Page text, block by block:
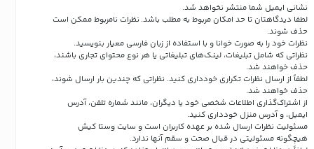
نشانی ایمیل شما منتشر نخواهد شد.
لطفا دیدگاهتان تا حد امکان مربوط به مطلب باشد. نظرات نامربوط ممکن است
حذف شوند.
نظرات خود را به صورت خوانا و با استفاده از زبان فارسی معیار بنویسید.
نظراتی که شامل تبلیغات، لینک‌های تبلیغاتی یا هر نوع محتوای تجاری باشند،
حذف خواهند شد.
لطفاً از ارسال نظرات تکراری خودداری کنید. نظراتی که چندین بار ارسال شوند،
حذف خواهند شد.
از اشتراک‌گذاری اطلاعات شخصی خود یا دیگران، مانند شماره تلفن، آدرس
ایمیل، و آدرس منزل خودداری کنید.
مسئولیت نظرات ارسال شده بر عهده کاربران است و سایت وستا کیش
هیچگونه مسئولیتی در قبال صحت و سقم آنها ندارد.